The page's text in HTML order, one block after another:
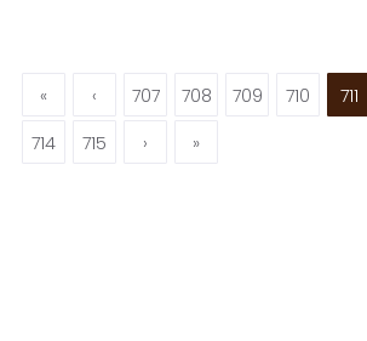
« ‹ 707 708 709 710 711
714
715 › »